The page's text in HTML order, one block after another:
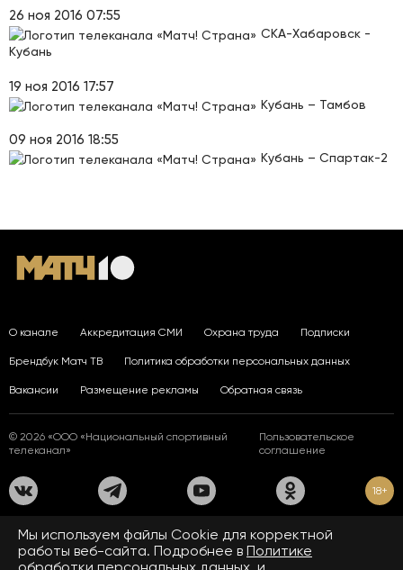
26 ноя 2016 07:55
СКА-Хабаровск -
Кубань
19 ноя 2016 17:57
Кубань – Тамбов
09 ноя 2016 18:55
Кубань – Спартак-2
О канале Аккредитация СМИ Охрана труда Подписки
Брендбук Матч ТВ Политика обработки персональных данных
Вакансии Размещение рекламы Обратная связь
© 2026 «ООО «Национальный спортивный
телеканал»
Пользовательское
соглашение
18+
На сайте применяются рекомендательные технологии. Подробнее
Правилах применения рекомендательных технологий.
Средство массовой информации сетевое издание «www.matchtv.ru»
Мы используем файлы Сookie для корректной
работы веб-сайта. Подробнее в Политике